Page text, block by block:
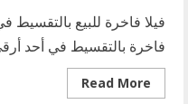
فيلا فاخرة للبيع بالتقسيط
فاخرة بالتقسيط في أحد أرقى
Read More
Read
more